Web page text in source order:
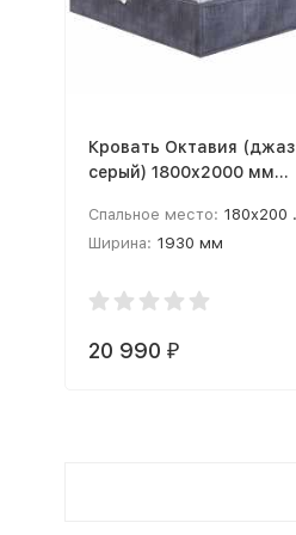
Кровать Октавия (джаз
серый) 1800x2000 мм
Спальное место: 180x200 см
Ширина: 1930 мм
20 990 ₽